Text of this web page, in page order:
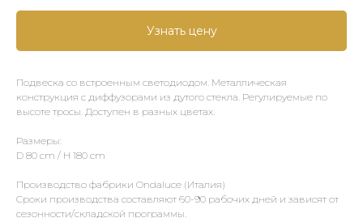
Узнать цену
Подвеска со встроенным светодиодом. Металлическая
конструкция с диффузорами из дутого стекла. Регулируемые по
высоте тросы. Доступен в разных цветах.
Размеры:
D 80 cm / H 180 cm
Производство фабрики Ondaluce (Италия)
Сроки производства составляют 60-90 рабочих дней и зависят от
сезонности/складской программы.